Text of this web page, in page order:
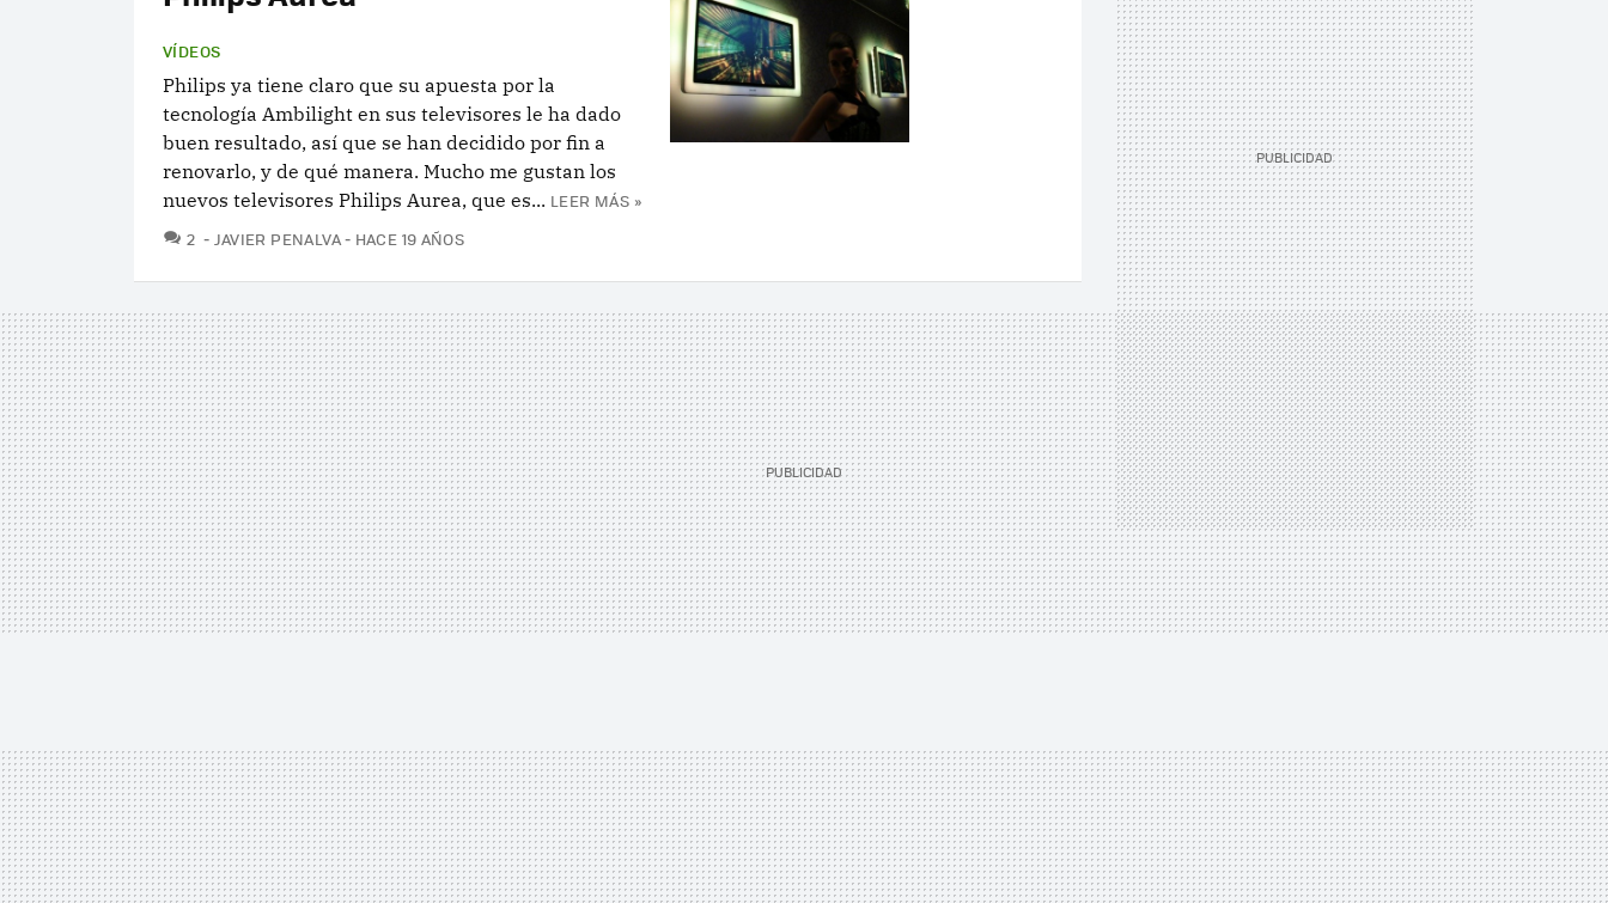
VÍDEOS
Philips ya tiene claro que su apuesta por la
tecnología Ambilight en sus televisores le ha dado
buen resultado, así que se han decidido por fin a
renovarlo, y de qué manera. Mucho me gustan los
nuevos televisores Philips Aurea, que es... LEER MÁS »
2 COMENTARIOS
JAVIER PENALVA HACE 19 AÑOS